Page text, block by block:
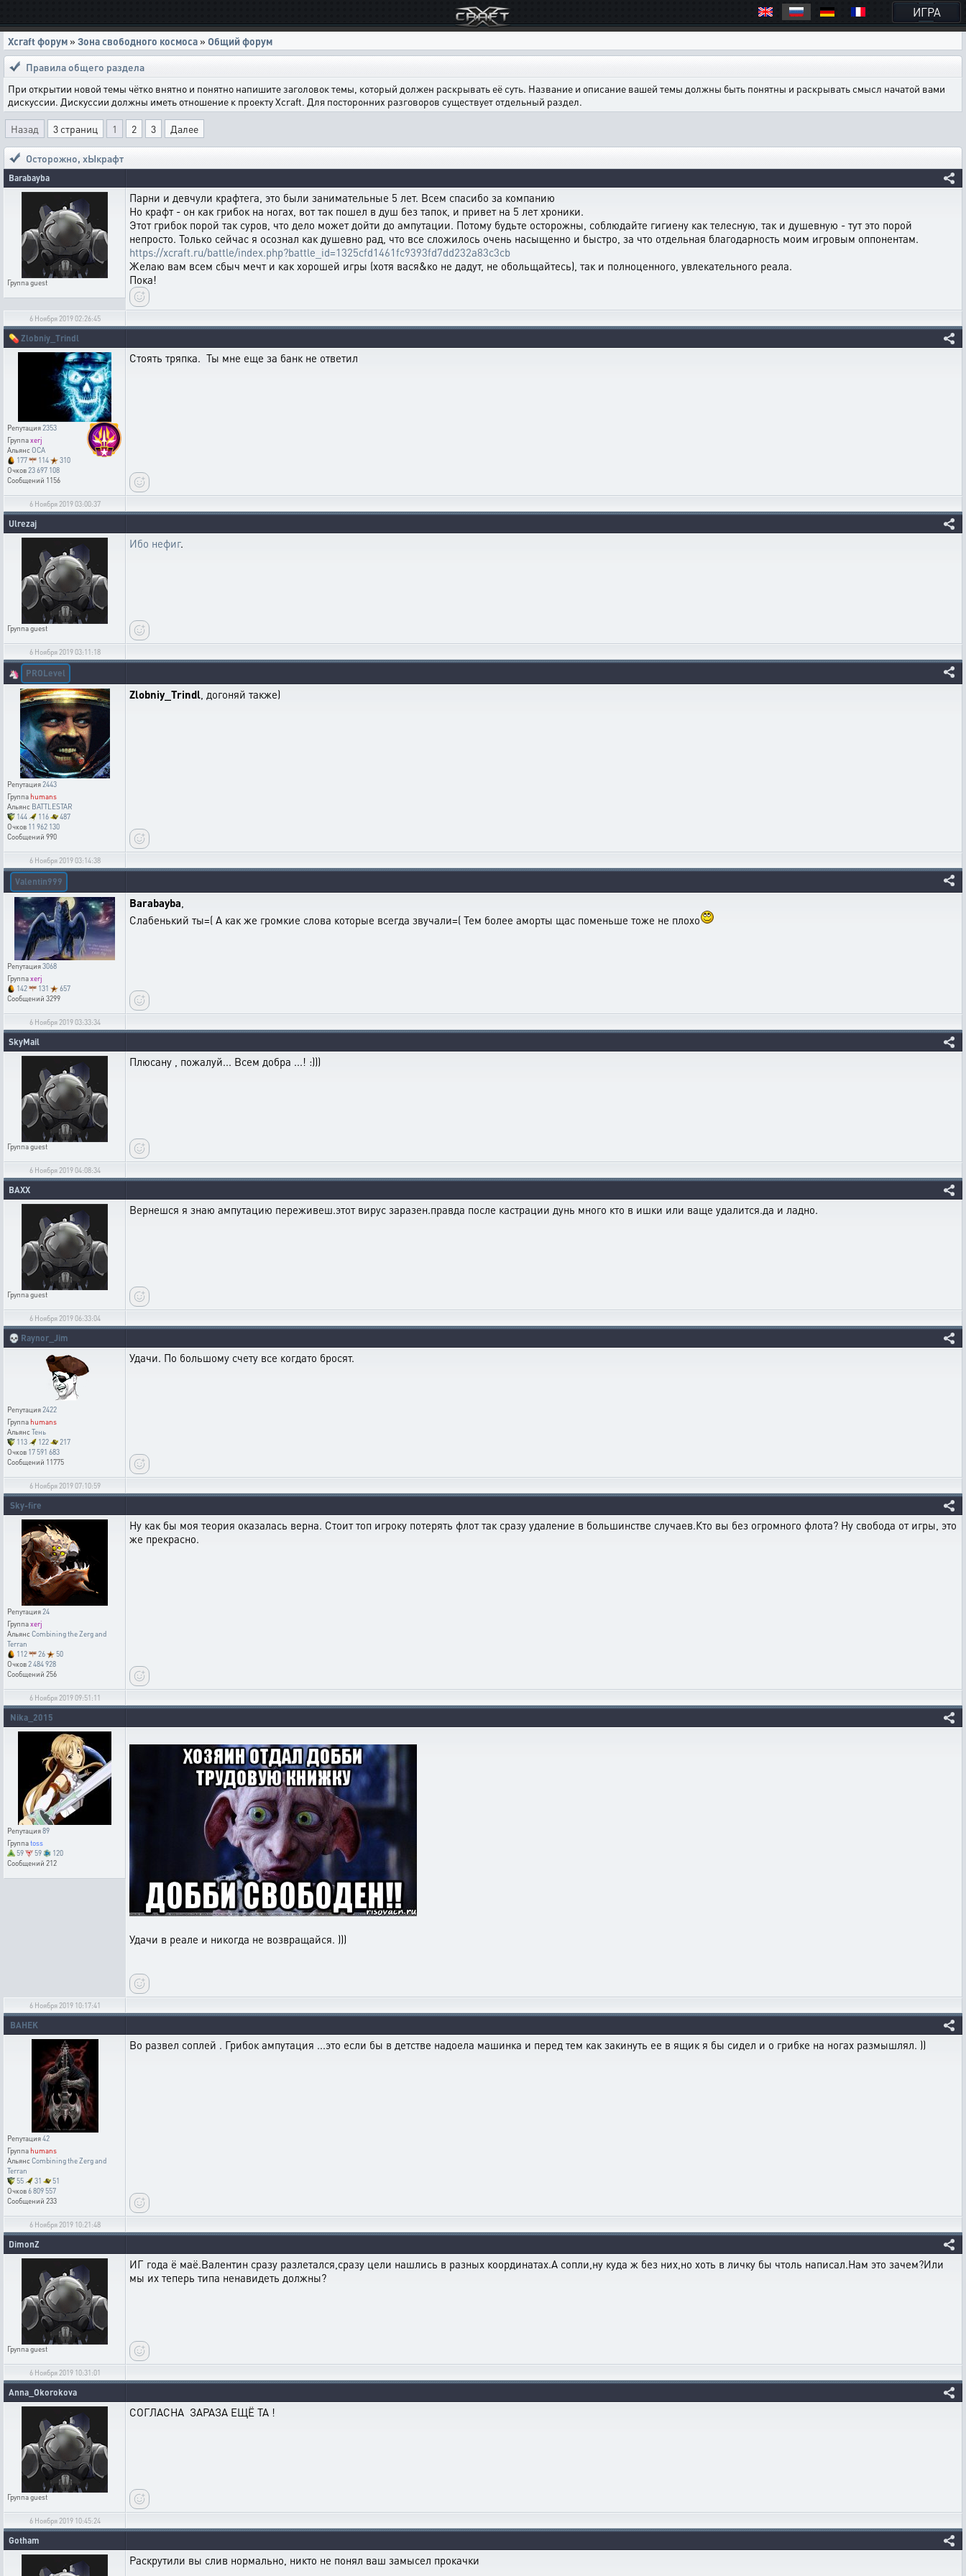
ИГРА
Xcraft форум » Зона свободного космоса » Общий форум
Правила общего раздела
При открытии новой темы чётко внятно и понятно напишите заголовок темы, который должен раскрывать её суть. Название и описание вашей темы должны быть понятны и раскрывать смысл начатой вами
дискуссии. Дискуссии должны иметь отношение к проекту Xcraft. Для посторонних разговоров существует отдельный раздел.
Назад 3 страниц 1 2 3 Далее
Осторожно, хЫкрафт
Barabayba
Группаguest
Парни и девчули крафтега, это были занимательные 5 лет. Всем спасибо за компанию
Но крафт - он как грибок на ногах, вот так пошел в душ без тапок, и привет на 5 лет хроники.
Этот грибок порой так суров, что дело может дойти до ампутации. Потому будьте осторожны, соблюдайте гигиену как телесную, так и душевную - тут это порой
непросто. Только сейчас я осознал как душевно рад, что все сложилось очень насыщенно и быстро, за что отдельная благодарность моим игровым оппонентам.
https://xcraft.ru/battle/index.php?battle_id=1325cfd1461fc9393fd7dd232a83c3cb
Желаю вам всем сбыч мечт и как хорошей игры (хотя вася&ко не дадут, не обольщайтесь), так и полноценного, увлекательного реала.
Пока!
6 Ноября 2019 02:26:45
💊 Zlobniy_Trindl
Репутация2353
Группаxerj
АльянсOCA
177
114
310
Очков23 697 108
Сообщений 1156
Стоять тряпка. Ты мне еще за банк не ответил
6 Ноября 2019 03:00:37
Ulrezaj
Группаguest
Ибо нефиг.
6 Ноября 2019 03:11:18
🦄 PROLevel
Репутация2443
Группаhumans
Альянс BATTLESTAR
144
116
487
Очков 11 962 130
Сообщений 990
Zlobniy_Trindl, догоняй также)
6 Ноября 2019 03:14:38
Valentin999
Репутация3068
Группаxerj
142
131
657
Сообщений 3299
Barabayba,
Слабенький ты=( А как же громкие слова которые всегда звучали=( Тем более аморты щас поменьше тоже не плохо
6 Ноября 2019 03:33:34
SkyMail
Группаguest
Плюсану , пожалуй... Всем добра ...! :)))
6 Ноября 2019 04:08:34
BAXX
Группаguest
Вернешся я знаю ампутацию переживеш.этот вирус заразен.правда после кастрации дунь много кто в ишки или ваще удалится.да и ладно.
6 Ноября 2019 06:33:04
💀 Raynor_Jim
Репутация2422
Группаhumans
АльянсТень
113
122
217
Очков 17 591 683
Сообщений 11775
Удачи. По большому счету все когдато бросят.
6 Ноября 2019 07:10:59
Sky-fire
Репутация24
Группаxerj
АльянсCombining the Zerg and
Terran
112
26
50
Очков2 484 928
Сообщений 256
Ну как бы моя теория оказалась верна. Стоит топ игроку потерять флот так сразу удаление в большинстве случаев.Кто вы без огромного флота? Ну свобода от игры, это
же прекрасно.
6 Ноября 2019 09:51:11
Nika_2015
Репутация89
Группаtoss
59
59
120
Сообщений 212
Удачи в реале и никогда не возвращайся. )))
6 Ноября 2019 10:17:41
BAHEK
Репутация42
Группаhumans
АльянсCombining the Zerg and
Terran
55
31
51
Очков6 809 557
Сообщений 233
Во развел соплей . Грибок ампутация ...это если бы в детстве надоела машинка и перед тем как закинуть ее в ящик я бы сидел и о грибке на ногах размышлял. ))
6 Ноября 2019 10:21:48
DimonZ
Группаguest
ИГ года ё маё.Валентин сразу разлетался,сразу цели нашлись в разных координатах.А сопли,ну куда ж без них,но хоть в личку бы чтоль написал.Нам это зачем?Или
мы их теперь типа ненавидеть должны?
6 Ноября 2019 10:31:01
Anna_Okorokova
Группаguest
СОГЛАСНА ЗАРАЗА ЕЩЁ ТА !
6 Ноября 2019 10:45:24
Gotham
Раскрутили вы слив нормально, никто не понял ваш замысел прокачки